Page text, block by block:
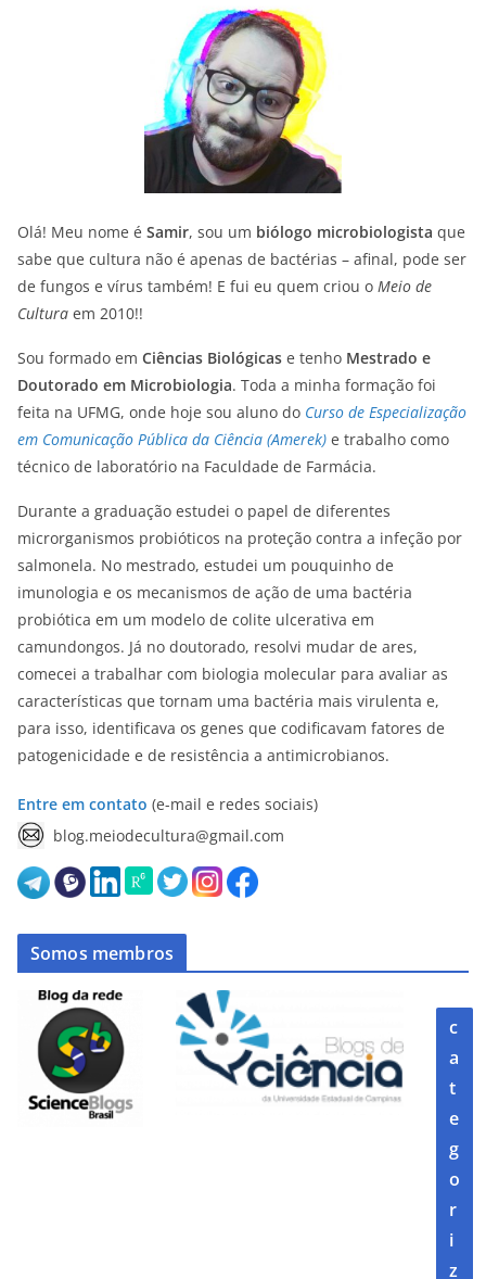
Olá! Meu nome é Samir, sou um biólogo microbiologista que
sabe que cultura não é apenas de bactérias – afinal, pode ser
de fungos e vírus também! E fui eu quem criou o Meio de
Cultura em 2010!!
Sou formado em Ciências Biológicas e tenho Mestrado e
Doutorado em Microbiologia. Toda a minha formação foi
feita na UFMG, onde hoje sou aluno do Curso de Especialização
em Comunicação Pública da Ciência (Amerek) e trabalho como
técnico de laboratório na Faculdade de Farmácia.
Durante a graduação estudei o papel de diferentes
microrganismos probióticos na proteção contra a infeção por
salmonela. No mestrado, estudei um pouquinho de
imunologia e os mecanismos de ação de uma bactéria
probiótica em um modelo de colite ulcerativa em
camundongos. Já no doutorado, resolvi mudar de ares,
comecei a trabalhar com biologia molecular para avaliar as
características que tornam uma bactéria mais virulenta e,
para isso, identificava os genes que codificavam fatores de
patogenicidade e de resistência a antimicrobianos.
Entre em contato (e-mail e redes sociais)
blog.meiodecultura@gmail.com
Somos membros
c
a
t
e
g
o
r
i
z